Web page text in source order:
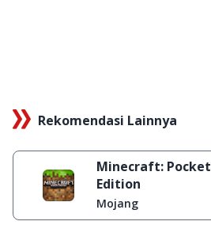
Rekomendasi Lainnya
Minecraft: Pocket
Edition
Mojang